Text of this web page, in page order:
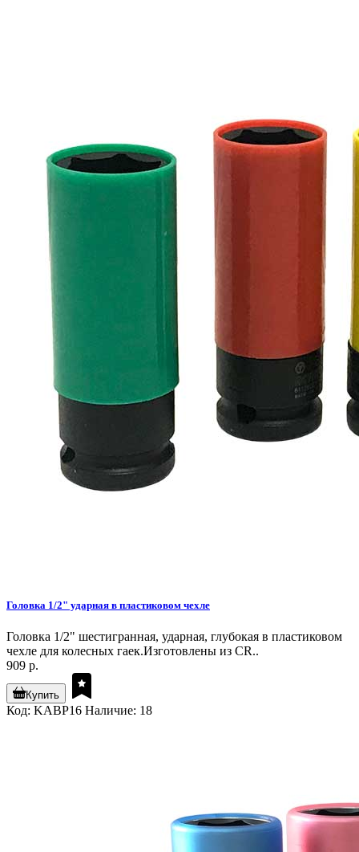
Головка 1/2" ударная в пластиковом чехле
Головка 1/2" шестигранная, ударная, глубокая в пластиковом
чехле для колесных гаек.Изготовлены из CR..
909 р.
Купить
Код: KABP16 Наличие: 18